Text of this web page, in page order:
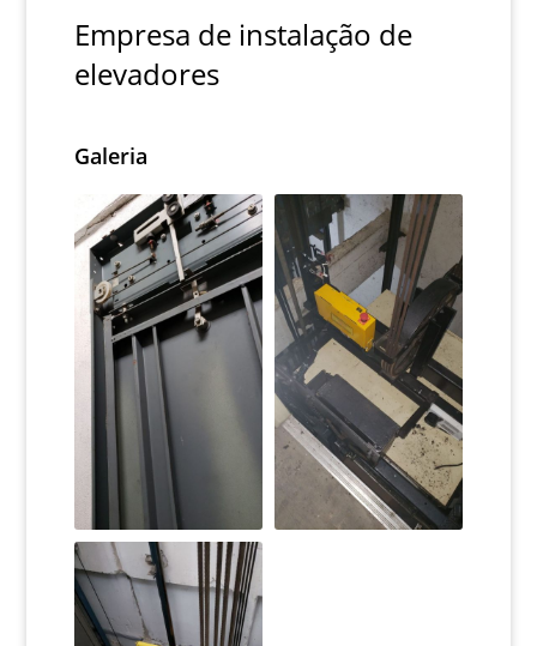
Empresa de instalação de
elevadores
Galeria